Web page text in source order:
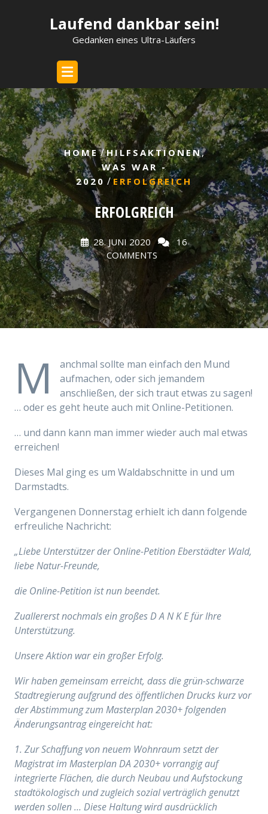
Laufend dankbar sein!
Gedanken eines Ultra-Läufers
HOME/HILFSAKTIONEN,
WAS WAR -
2020 /ERFOLGREICH
ERFOLGREICH
28. JUNI 2020
16
COMMENTS
M
anchmal sollte man einfach den Mund
aufmachen, oder sich jemandem
anschließen, der sich traut etwas zu sagen!
… oder es geht heute auch mit Online-Petitionen.
… und dann kann man immer wieder auch mal etwas
erreichen!
Dieses Mal ging es um Waldabschnitte in und um
Darmstadts.
Vergangenen Donnerstag erhielt ich dann folgende
erfreuliche Nachricht:
„Liebe Unterstützer der Online-Petition Eberstädter Wald,
liebe Natur-Freunde,
die Online-Petition ist nun beendet.
Zuallererst nochmals ein großes D A N K E für Ihre
Unterstützung.
Unsere Aktion war ein großer Erfolg.
Wir haben gemeinsam erreicht, dass die grün-schwarze
Stadtregierung aufgrund des öffentlichen Drucks kurz vor
der Abstimmung zum Masterplan 2030+ folgenden
Änderungsantrag eingereicht hat:
1. Zur Schaffung von neuem Wohnraum setzt der
Magistrat im Masterplan DA 2030+ vorrangig auf
integrierte Flächen, die durch Neubau und Aufstockung
stadtökologisch und zugleich sozial verträglich genutzt
werden sollen … Diese Haltung wird ausdrücklich